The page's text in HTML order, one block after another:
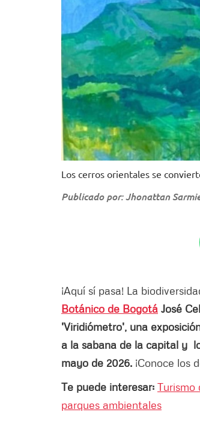
Los cerros orientales se
Publicado por: Jhonattan
¡Aquí sí pasa! La
Botánico de Bogotá José
'Viridiómetro', una
a la sabana de la capital y
mayo de 2026. ¡Conoce los
Te puede interesar: Turismo
parques ambientales